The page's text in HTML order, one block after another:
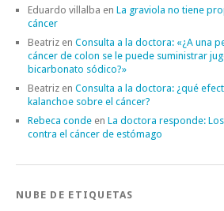
Eduardo villalba en La graviola no tiene
cáncer
Beatriz en Consulta a la doctora: «¿A una
cáncer de colon se le puede suministrar
bicarbonato sódico?»
Beatriz en Consulta a la doctora: ¿qué
kalanchoe sobre el cáncer?
Rebeca conde en La doctora responde:
contra el cáncer de estómago
NUBE DE ETIQUETAS